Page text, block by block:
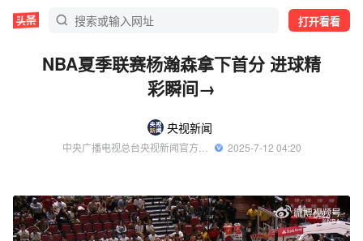
打开看看
NBA夏季联赛杨瀚森拿下首分 进球精
彩瞬间→
央视新闻
  2025-7-12 04:20